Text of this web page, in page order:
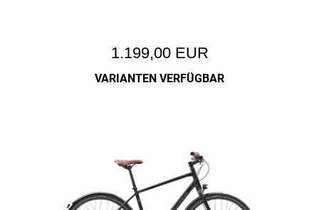
1.199,00 EUR
VARIANTEN VERFÜGBAR